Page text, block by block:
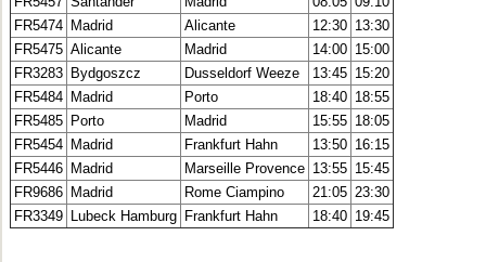
FR5474 Madrid Alicante 12:30 13:30
FR5475 Alicante Madrid 14:00 15:00
FR3283 Bydgoszcz Dusseldorf Weeze 13:45 15:20
FR5484 Madrid Porto 18:40 18:55
FR5485 Porto Madrid 15:55 18:05
FR5454 Madrid Frankfurt Hahn 13:50 16:15
FR5446 Madrid Marseille Provence 13:55 15:45
FR9686 Madrid Rome Ciampino 21:05 23:30
FR3349 Lubeck Hamburg Frankfurt Hahn 18:40 19:45